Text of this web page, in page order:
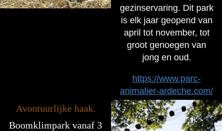
gezinservaring. Dit park
is elk jaar geopend van
april tot november, tot
groot genoegen van
jong en oud.
https://www.parc-
animalier-ardeche.com/
Avontuurlijke haak.
Boomklimpark vanaf 3